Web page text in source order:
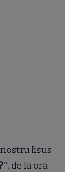
Iisus
”, de la ora